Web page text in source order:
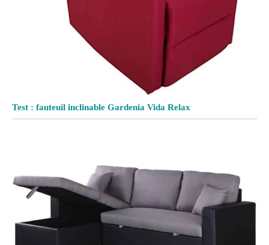
Test : fauteuil inclinable Gardenia Vida Relax